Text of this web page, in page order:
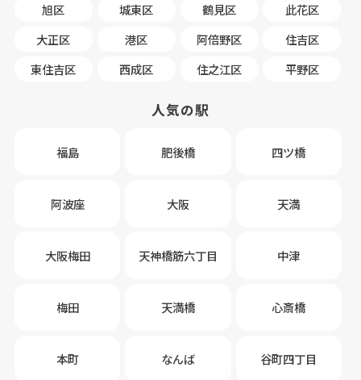
旭区
城東区 鶴見区
此花区
大正区
港区 阿倍野区
住吉区
東住吉区
西成区 住之江区 平野区
人気の駅
福島 肥後橋 四ツ橋
阿波座 大阪 天満
大阪梅田 天神橋筋六丁目 中津
梅田 天満橋 心斎橋
本町 なんば 谷町四丁目